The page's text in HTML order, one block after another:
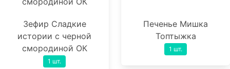
Зефир Сладкие
истории с черной
смородиной ОК
1 шт.
Печенье Мишка
Топтыжка
1 шт.